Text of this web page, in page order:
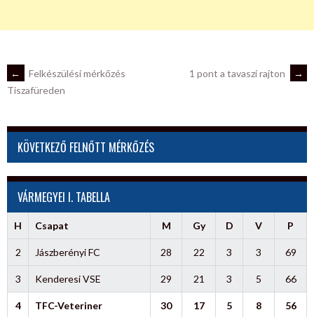
POST
NAVIGATION
←
Felkészülési mérkőzés
Tiszafüreden
1 pont a tavaszi rajton →
KÖVETKEZŐ FELNŐTT MÉRKŐZÉS
VÁRMEGYEI I. TABELLA
H Csapat M Gy D V P
2 Jászberényi FC 28 22 3 3 69
3 Kenderesi VSE 29 21 3 5 66
4 TFC-Veteriner 30 17 5 8 56